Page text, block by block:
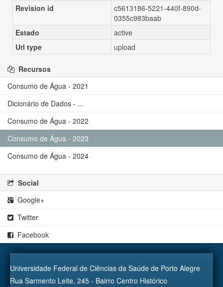
Revision id
c5613186-5221-440f-890d-
0355c983baab
Estado
active
Url type
upload
Recursos
Consumo de Água - 2021
Dicionário de Dados - ...
Consumo de Água - 2022
Consumo de Água - 2023
Consumo de Água - 2024
Social
Google+
Twitter
Facebook
Universidade Federal de Ciências da Saúde de Porto Alegre
Rua Sarmento Leite, 245 - Bairro Centro Histórico